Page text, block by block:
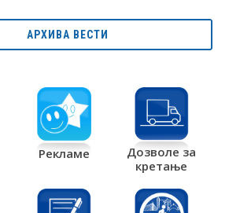
АРХИВА ВЕСТИ
Рекламе
Дозволе за
кретање